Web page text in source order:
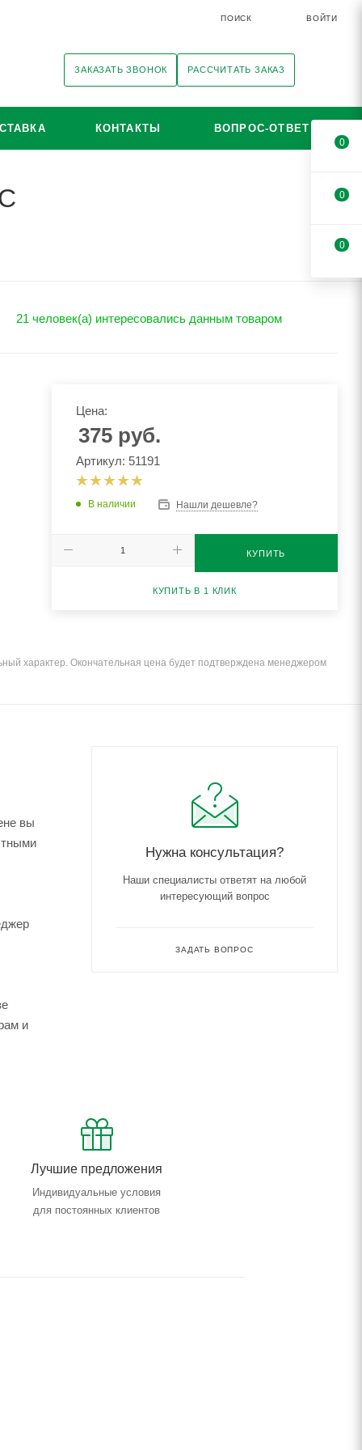
ПОИСК ВОЙТИ
ЗАКАЗАТЬ ЗВОНОК РАССЧИТАТЬ ЗАКАЗ
КОНТАКТЫ ВОПРОС-ОТВЕТ
21 человек(а) интересовались данным товаром
Цена:
375руб.
Артикул: 51191
В наличии Нашли дешевле?
КУПИТЬ
КУПИТЬ В 1 КЛИК
характер. Окончательная цена будет подтверждена менеджером
вы
и
Лучшие предложения
Индивидуальные условия
для постоянных клиентов
Нужна консультация?
Наши специалисты ответят на любой
интересующий вопрос
ЗАДАТЬ ВОПРОС
0
0
0